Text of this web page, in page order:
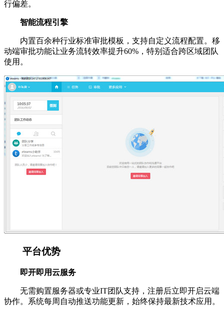
行偏差。
智能流程引擎
内置百余种行业标准审批模板，支持自定义流程配置。移
动端审批功能让业务流转效率提升60%，特别适合跨区域团队
使用。
平台优势
即开即用云服务
无需购置服务器或专业IT团队支持，注册后立即开启云端
协作。系统每周自动推送功能更新，始终保持最新技术应用。